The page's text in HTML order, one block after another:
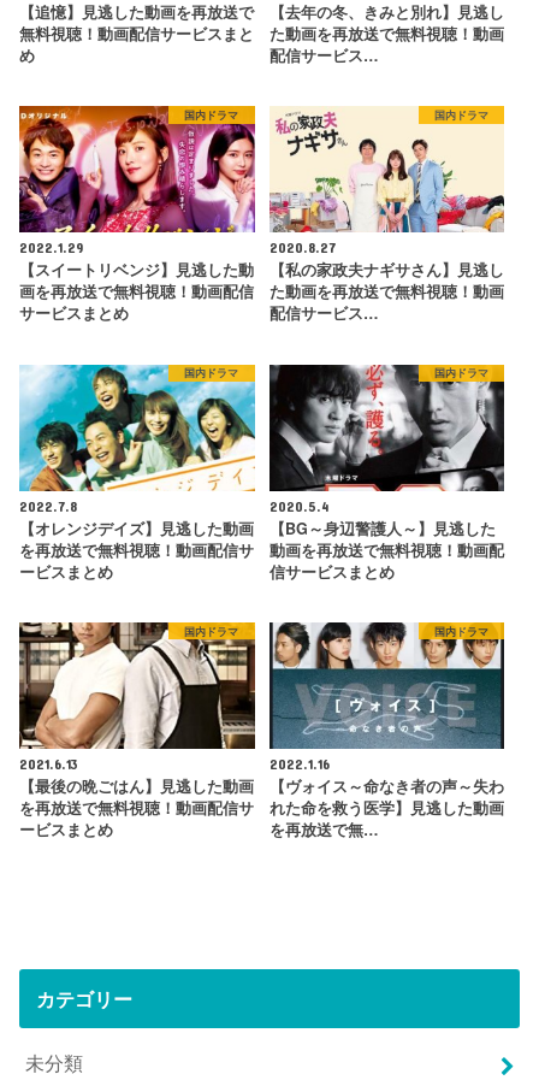
【追憶】見逃した動画を再放送で
無料視聴！動画配信サービスまと
め
【去年の冬、きみと別れ】見逃し
た動画を再放送で無料視聴！動画
配信サービス…
国内ドラマ
2022.1.29
【スイートリベンジ】見逃した動
画を再放送で無料視聴！動画配信
サービスまとめ
国内ドラマ
2020.8.27
【私の家政夫ナギサさん】見逃し
た動画を再放送で無料視聴！動画
配信サービス…
国内ドラマ
2022.7.8
【オレンジデイズ】見逃した動画
を再放送で無料視聴！動画配信サ
ービスまとめ
国内ドラマ
2020.5.4
【BG～身辺警護人～】見逃した
動画を再放送で無料視聴！動画配
信サービスまとめ
国内ドラマ
2021.6.13
【最後の晩ごはん】見逃した動画
を再放送で無料視聴！動画配信サ
ービスまとめ
国内ドラマ
2022.1.16
【ヴォイス～命なき者の声～失わ
れた命を救う医学】見逃した動画
を再放送で無…
カテゴリー
未分類